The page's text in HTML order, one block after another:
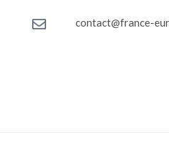
contact@france-